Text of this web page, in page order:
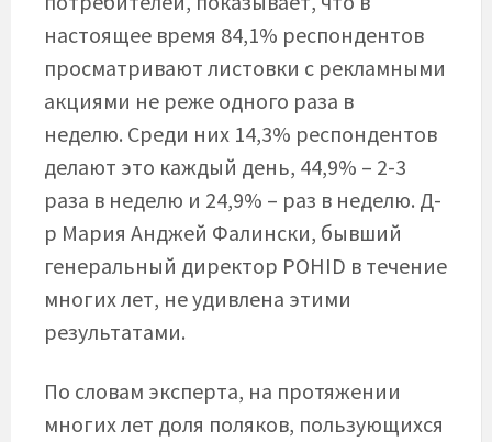
настоящее время 84,1% респондентов
просматривают листовки с рекламными
акциями не реже одного раза в
неделю. Среди них 14,3% респондентов
делают это каждый день, 44,9% – 2-3
раза в неделю и 24,9% – раз в неделю. Д-
р Мария Анджей Фалински, бывший
генеральный директор POHID в течение
многих лет, не удивлена ​​этими
результатами.
По словам эксперта, на протяжении
многих лет доля поляков, пользующихся